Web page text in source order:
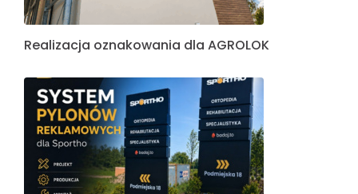
Realizacja oznakowania dla AGROLOK